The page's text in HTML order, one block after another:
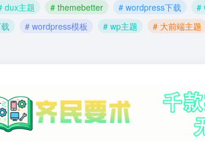
dux主题 # themebetter # wordpress下载 #
# wordpress模板 # wp主题 # 大前端主题